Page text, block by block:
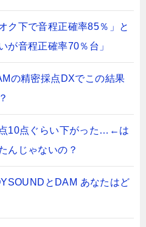
ク下で音程正確率85％」と
が音程正確率70％台」
の精密採点DXでこの結果
点10点ぐらい下がった…←は
んじゃないの？
とDAM あなたはど